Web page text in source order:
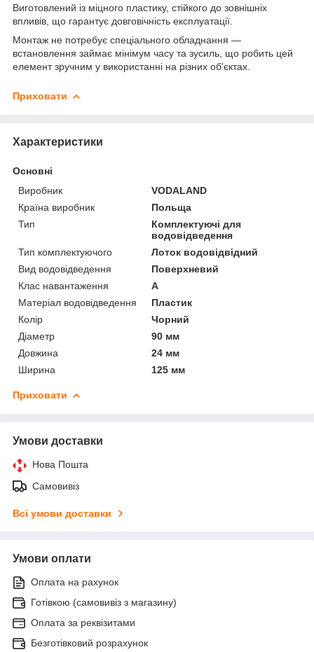
Виготовлений із міцного пластику, стійкого до зовнішніх
впливів, що гарантує довговічність експлуатації.
Монтаж не потребує спеціального обладнання —
встановлення займає мінімум часу та зусиль, що робить цей
елемент зручним у використанні на різних об’єктах.
Приховати
Характеристики
Основні
Виробник
VODALAND
Країна виробник
Польща
Тип
Комплектуючі для
водовідведення
Тип комплектуючого
Лоток водовідвідний
Вид водовідведення
Поверхневий
Клас навантаження
А
Матеріал водовідведення
Пластик
Колір
Чорний
Діаметр
90 мм
Довжина
24 мм
Ширина
125 мм
Приховати
Умови доставки
Нова Пошта
Самовивіз
Всі умови доставки
Умови оплати
Оплата на рахунок
Готівкою (самовивіз з магазину)
Оплата за реквізитами
Безготівковий розрахунок